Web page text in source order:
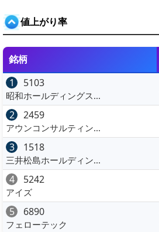
値上がり率
銘柄
1
5103
昭和ホールディングス...
2
2459
アウンコンサルティン...
3
1518
三井松島ホールディン...
4
5242
アイズ
5
6890
フェローテック